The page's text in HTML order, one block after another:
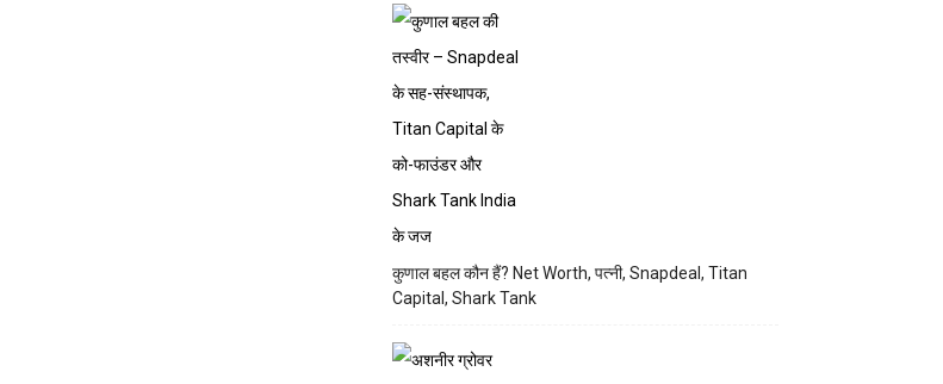
कुणाल बहल कौन हैं? Net Worth, पत्नी, Snapdeal, Titan
Capital, Shark Tank